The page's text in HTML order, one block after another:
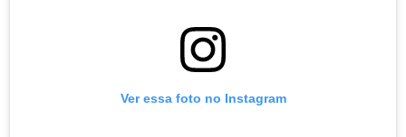
Ver essa foto no Instagram